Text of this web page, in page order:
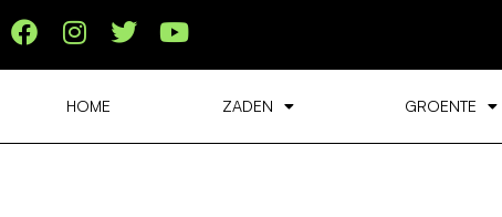
HOME ZADEN GROENTE